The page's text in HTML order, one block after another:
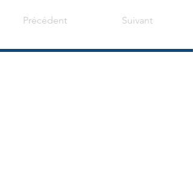
Précédent Suivant